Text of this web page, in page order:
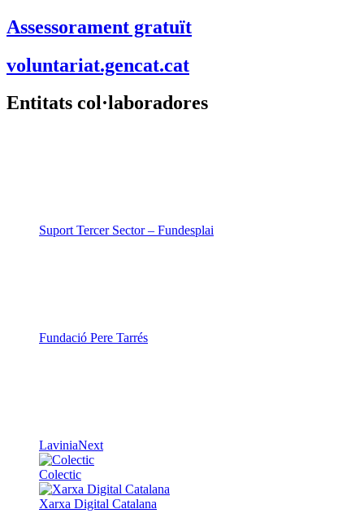
Assessorament gratuït
voluntariat.gencat.cat
Entitats col·laboradores
Suport Tercer Sector – Fundesplai
Fundació Pere Tarrés